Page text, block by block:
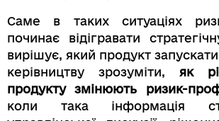
Саме в таких ситуаціях
починає відігравати
вирішує, який продукт
керівництву зрозуміти, як
продукту змінюють ризик-
коли така інформація